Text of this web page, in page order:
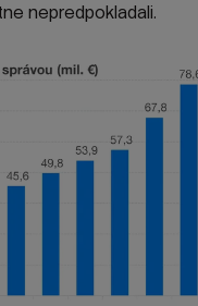
nepredpokladali.